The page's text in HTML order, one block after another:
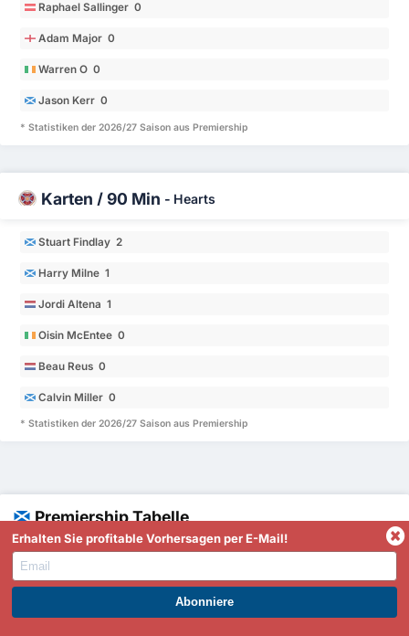
Raphael Sallinger 0
Adam Major 0
Warren O 0
Jason Kerr 0
* Statistiken der 2026/27 Saison aus Premiership
Karten / 90 Min - Hearts
Stuart Findlay 2
Harry Milne 1
Jordi Altena 1
Oisin McEntee 0
Beau Reus 0
Calvin Miller 0
* Statistiken der 2026/27 Saison aus Premiership
Premiership Tabelle
Team SP Sieg % T GT TD Pkt Ø
Saint Mirren FC
1 100%
WERDEN SIE PREMIUM UND PROFITIEREN SIE JETZT.
Erhalten Sie profitable Vorhersagen per E-Mail!